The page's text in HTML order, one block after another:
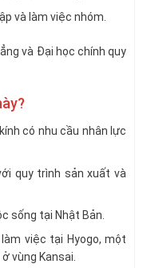
và làm việc nhóm.
và Đại học chính quy
có nhu cầu nhân lực
quy trình sản xuất và
sống tại Nhật Bản.
việc tại Hyogo, một
vùng Kansai.